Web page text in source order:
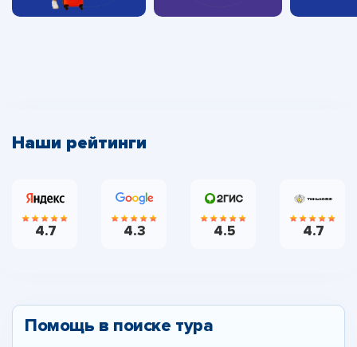
Наши рейтинги
4.7 4.3 4.5 4.7
Помощь в поиске тура